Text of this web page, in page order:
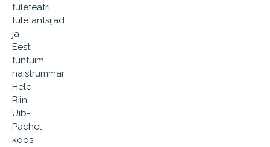
tuleteatri
tuletantsijad
ja
Eesti
tuntuim
naistrummar
Hele-
Riin
Uib-
Pachel
koos